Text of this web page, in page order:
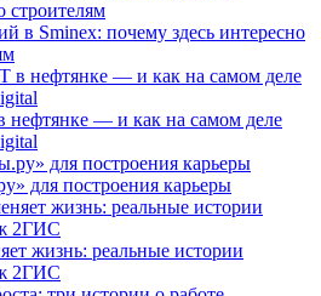
в Sminex: почему здесь интересно
— и как на самом деле
для построения карьеры
жизнь: реальные истории
2ГИС